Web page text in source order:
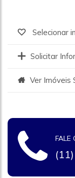
Selecionar
Solicitar
Ver Imóveis
FALE